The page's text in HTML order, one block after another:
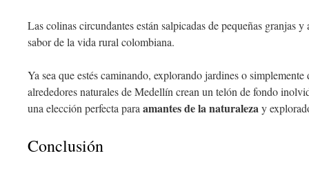
Las colinas circundantes están salpicadas de pequeñas granjas
sabor de la vida rural colombiana.
Ya sea que estés caminando, explorando jardines o
alrededores naturales de Medellín crean un telón de fondo
una elección perfecta para amantes de la naturalezay
Conclusión